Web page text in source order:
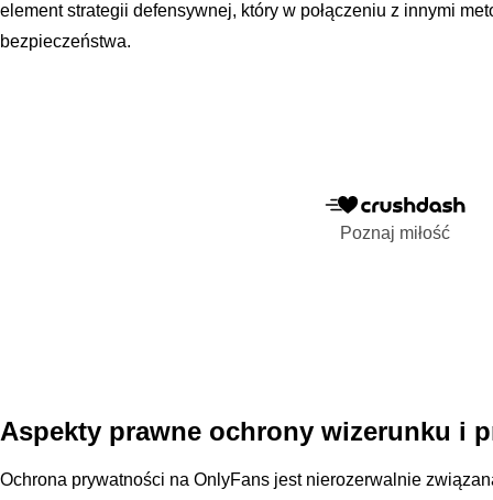
element strategii defensywnej, który w połączeniu z innymi
bezpieczeństwa.
Poznaj miłość
Aspekty prawne ochrony wizerunku i
Ochrona prywatności na OnlyFans jest nierozerwalnie